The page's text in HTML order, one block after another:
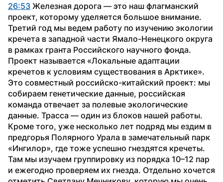
26:53 Железная дорога — это наш флагманский
проект, которому уделяется большое внимание.
Третий год мы ведем работу по изучению экологии
кречета в западной части Ямало-Ненецкого округа
в рамках гранта Российского научного фонда.
Проект называется «Локальные адаптации
кречетов к условиям существования в Арктике».
Это совместный российско-китайский проект: мы
собираем генетические данные, российская
команда отвечает за полевые экологические
данные. Трасса — один из блоков нашей работы.
Кроме того, уже несколько лет подряд мы ездим в
предгорья Полярного Урала в замечательный парк
«Ингилор», где тоже успешно гнездятся кречеты.
Там мы изучаем группировку из порядка 10–12 пар
и ежегодно проверяем их гнезда. Отдельно хочется